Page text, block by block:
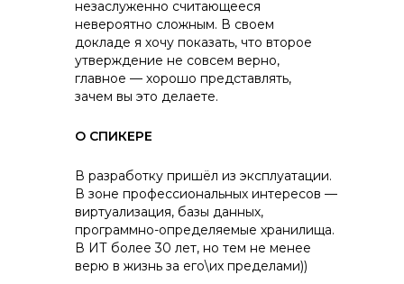
В разработку пришёл из эксплуатации.
В зоне профессиональных интересов —
виртуализация, базы данных,
программно-определяемые хранилища.
В ИТ более 30 лет, но тем не менее
верю в жизнь за его\их пределами))
О СПИКЕРЕ
незаслуженно считающееся
невероятно сложным. В своем
докладе я хочу показать, что второе
утверждение не совсем верно,
главное — хорошо представлять,
зачем вы это делаете.